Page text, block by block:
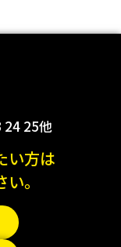
24 25他
い方は
。